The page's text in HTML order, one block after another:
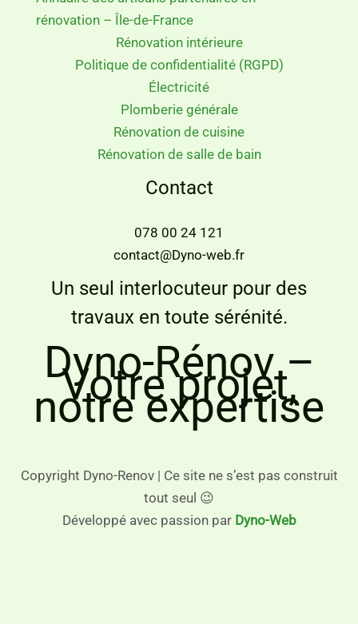
rénovation – Île-de-France
Rénovation intérieure
Politique de confidentialité (RGPD)
Électricité
Plomberie générale
Rénovation de cuisine
Rénovation de salle de bain
Contact
078 00 24 121
contact@Dyno-web.fr
Un seul interlocuteur pour des
travaux en toute sérénité.
Dyno-Rénov –
Votre projet,
notre expertise
Copyright Dyno-Renov | Ce site ne s’est pas construit
tout seul 😉
Développé avec passion par Dyno-Web